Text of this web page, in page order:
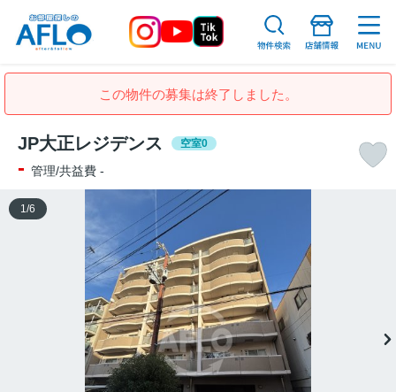
この物件の募集は終了しました。
JP大正レジデンス 空室0
- 管理/共益費 -
1 /6